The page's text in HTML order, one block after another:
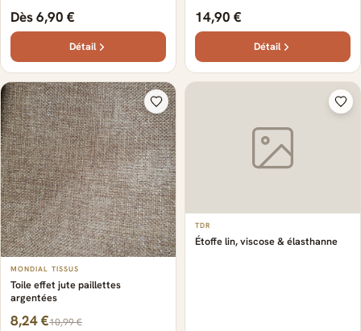
Dès 6,90 €
Détail
14,90 €
Détail
MONDIAL TISSUS
Toile effet jute paillettes
argentées
8,24 €10,99 €
TDR
Étoffe lin, viscose & élasthanne